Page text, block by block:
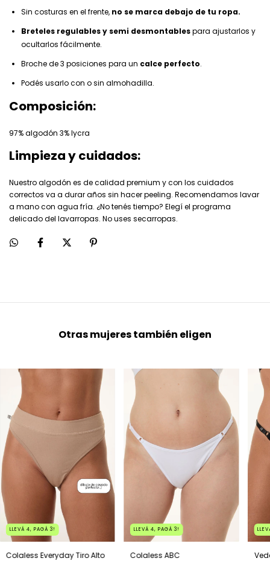
Sin costuras en el frente, no se marca debajo de tu ropa.
Breteles regulables y semi desmontablespara ajustarlos y
ocultarlos fácilmente.
Broche de 3 posiciones para un calce perfecto.
Podés usarlo con o sin almohadilla.
Composición:
97% algodón 3% lycra
Limpieza y cuidados:
Nuestro algodón es de calidad premium y con los cuidados
correctos va a durar años sin hacer peeling. Recomendamos lavar
a mano con agua fría. ¿No tenés tiempo? Elegí el programa
delicado del lavarropas. No uses secarropas.
Otras mujeres también eligen
LLEVÁ 4, PAGÁ 3!
Colaless Everyday Tiro Alto
LLEVÁ 4, PAGÁ 3!
Colaless ABC